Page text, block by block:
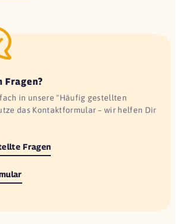
Fragen?
in unsere "Häufig gestellten
das Kontaktformular – wir helfen Dir
Fragen